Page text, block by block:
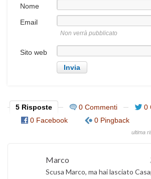
Nome
Email
Non verrà pubblicato
Sito web
5 Risposte 0 Commenti
0
0 Facebook
0 Pingback
ultima
Marco
Scusa Marco, ma hai lasciato